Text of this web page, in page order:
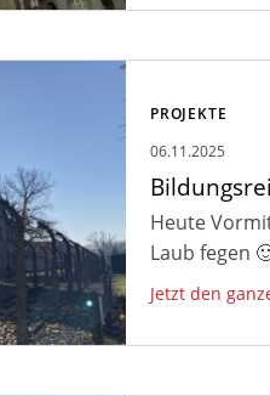
Auschwitz
und
PROJEKTE
06.11.2025
Heute
Laub fegen
Jetzt den